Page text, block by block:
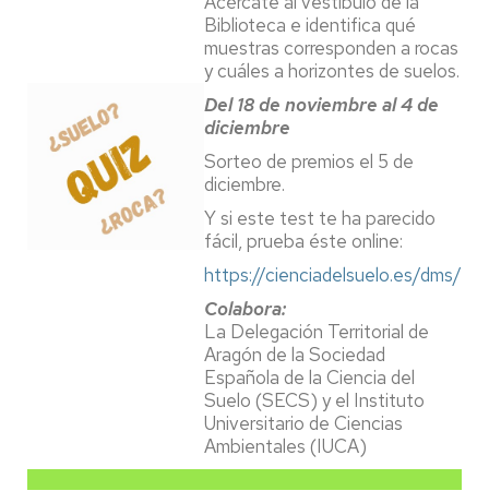
Biblioteca e identifica qué
muestras corresponden a rocas
y cuáles a horizontes de suelos.
Del 18 de noviembre al 4 de
diciembre
Sorteo de premios el 5 de
diciembre.
Y si este test te ha parecido
fácil, prueba éste online:
https://cienciadelsuelo.es/dms/
Colabora:
La Delegación Territorial de
Aragón de la Sociedad
Española de la Ciencia del
Suelo (SECS) y el Instituto
Universitario de Ciencias
Ambientales (IUCA)